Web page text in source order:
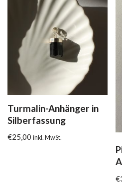
Turmalin-Anhänger in
Silberfassung
€25,00 inkl. MwSt.
€